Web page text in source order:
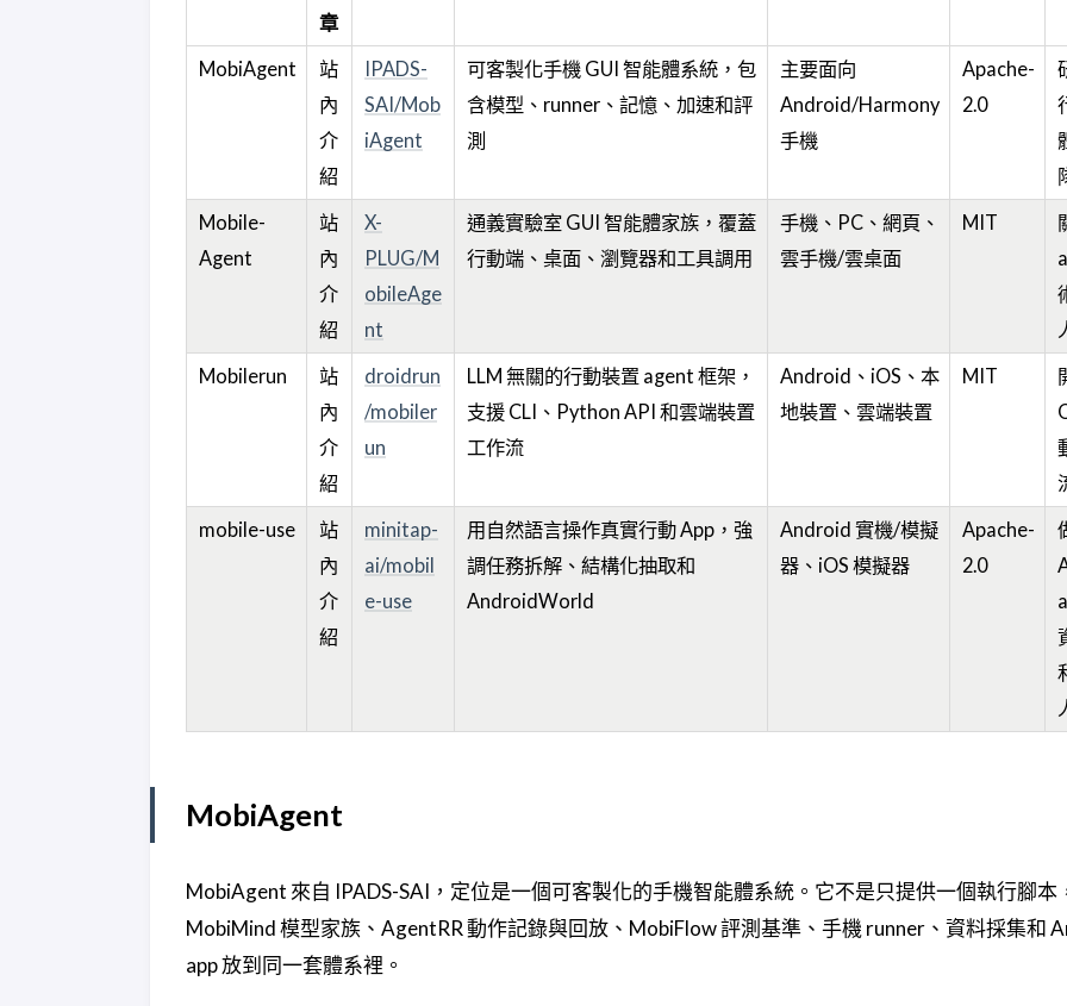
章
MobiAgent
站
內
介
紹
IPADS-
SAI/Mob
iAgent
可客製化手機 GUI 智能體系統，包
含模型、runner、記憶、加速和評
測
主要面向
Android/Harmony
手機
Apache-
2.0
Mobile-
Agent
站
內
介
紹
X-
PLUG/M
obileAge
nt
通義實驗室 GUI 智能體家族，覆蓋
行動端、桌面、瀏覽器和工具調用
手機、PC、網頁、
雲手機/雲桌面
MIT
Mobilerun
站
內
介
紹
droidrun
/mobiler
un
LLM 無關的行動裝置 agent 框架，
支援 CLI、Python API 和雲端裝置
工作流
Android、iOS、本
地裝置、雲端裝置
MIT
mobile-use
站
內
介
紹
minitap-
ai/mobil
e-use
用自然語言操作真實行動 App，強
調任務拆解、結構化抽取和
AndroidWorld
Android 實機/模擬
器、iOS 模擬器
Apache-
2.0
MobiAgent
MobiAgent 來自 IPADS-SAI，定位是一個可客製化的手機智能體系統。它不是只提供一個執行腳本
MobiMind 模型家族、AgentRR 動作記錄與回放、MobiFlow 評測基準、手機 runner、資料採集和
app 放到同一套體系裡。